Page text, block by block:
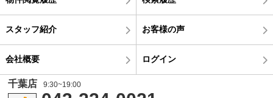
スタッフ紹介 お客様の声
会社概要 ログイン
千葉店 9:30~19:00